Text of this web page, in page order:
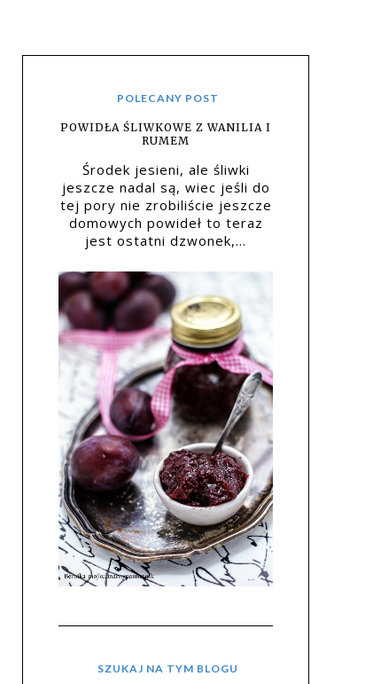
POLECANY POST
POWIDŁA ŚLIWKOWE Z WANILIA I
RUMEM
Środek jesieni, ale śliwki
jeszcze nadal są, wiec jeśli do
tej pory nie zrobiliście jeszcze
domowych powideł to teraz
jest ostatni dzwonek,...
SZUKAJ NA TYM BLOGU